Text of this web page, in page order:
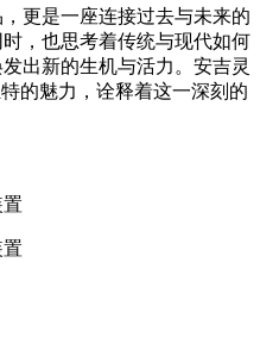
更是一座连接过去与未来的
，也思考着传统与现代如何
出新的生机与活力。安吉灵
的魅力，诠释着这一深刻的